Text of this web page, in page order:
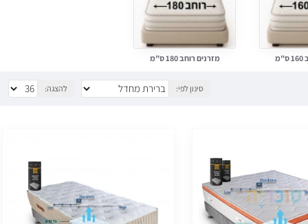
מזרנים רוחב 180 ס"מ
סינון לפי: להצגה: